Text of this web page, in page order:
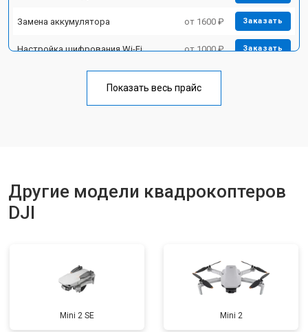
Замена аккумулятора от 1600 ₽ Заказать
Настройка шифрования Wi-Fi от 1000 ₽ Заказать
Замена материнской платы от 2800 ₽
Показать весь прайс
Другие модели квадрокоптеров
DJI
Mini 2 SE Mini 2